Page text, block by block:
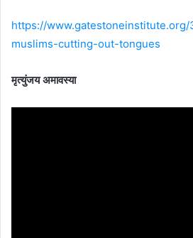
https://
muslims-cutting-out-tongues
मृत्युंजय अमावस्या